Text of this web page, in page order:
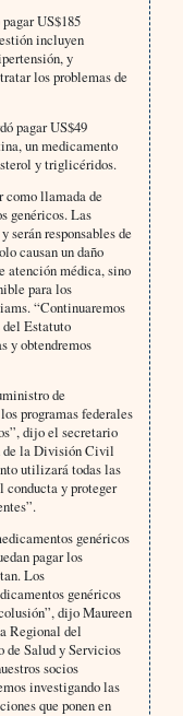
US$185
incluyen
y
los problemas de
pagar US$49
un medicamento
y triglicéridos.
como llamada de
genéricos. Las
serán responsables de
causan un daño
atención médica, sino
para los
“Continuaremos
Estatuto
y obtendremos
de
programas federales
dijo el secretario
de la División Civil
utilizará todas las
conducta y proteger
genéricos
pagar los
Los
genéricos
dijo Maureen
Regional del
de Salud y Servicios
socios
investigando las
que ponen en